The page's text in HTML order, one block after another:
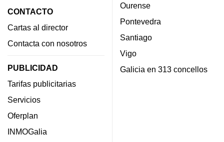
CONTACTO
Cartas al director
Contacta con nosotros
PUBLICIDAD
Tarifas publicitarias
Servicios
Oferplan
INMOGalia
Ourense
Pontevedra
Santiago
Vigo
Galicia en 313 concellos